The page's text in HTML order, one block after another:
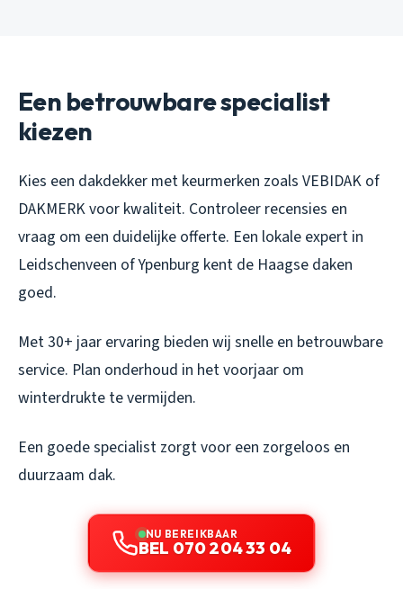
Een betrouwbare specialist
kiezen
Kies een dakdekker met keurmerken zoals VEBIDAK of
DAKMERK voor kwaliteit. Controleer recensies en
vraag om een duidelijke offerte. Een lokale expert in
Leidschenveen of Ypenburg kent de Haagse daken
goed.
Met 30+ jaar ervaring bieden wij snelle en betrouwbare
service. Plan onderhoud in het voorjaar om
winterdrukte te vermijden.
Een goede specialist zorgt voor een zorgeloos en
duurzaam dak.
NU BEREIKBAAR
BEL 070 204 33 04